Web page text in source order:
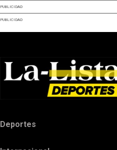
PUBLICIDAD
PUBLICIDAD
Deportes